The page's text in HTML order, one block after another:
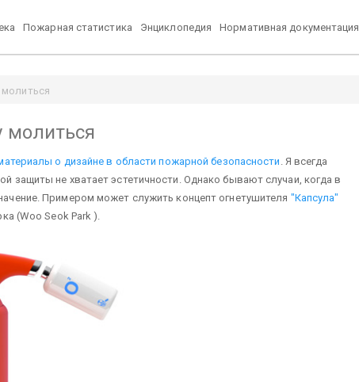
Пожарная статистика Энциклопедия Нормативная документация
молиться
молиться
о дизайне в области пожарной безопасности . Я всегда
защиты не хватает эстетичности. Однако бывают случаи, когда в
Примером может служить концепт огнетушителя "Капсула"
(Woo Seok Park ).